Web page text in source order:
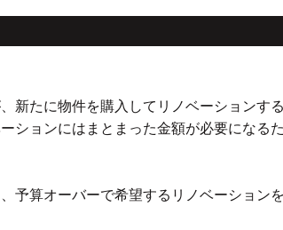
新たに物件を購入してリノベーションす
ションにはまとまった金額が必要になる
予算オーバーで希望するリノベーション